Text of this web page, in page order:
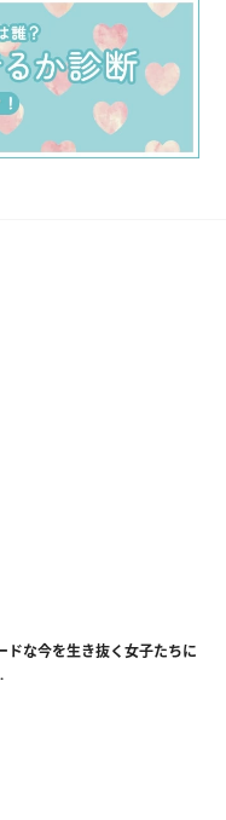
ドな今を生き抜く女子たちに